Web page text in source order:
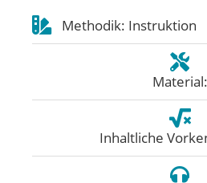
Methodik: Instruktion
Material:
Inhaltliche